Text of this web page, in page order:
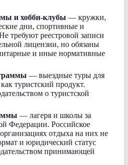
и хобби-клубы — кружки,
дни, спортивные и
требуют реестровой записи
лицензии, но обязаны
и иные нормативные
— выездные туры для
туристский продукт.
о туристской
— лагеря и школы за
Федерации. Российское
отдыха на них не
и юридический статус
принимающей